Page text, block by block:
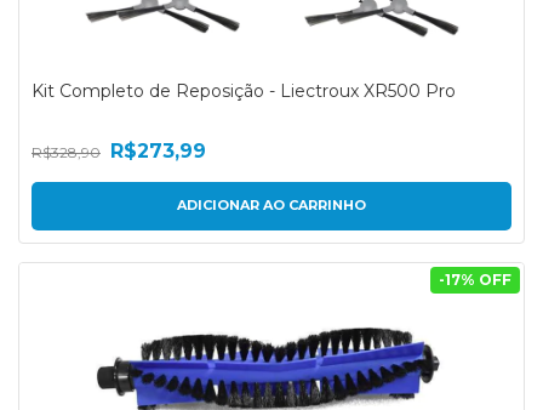
Kit Completo de Reposição - Liectroux XR500 Pro
R$328,90 R$273,99
-17% OFF